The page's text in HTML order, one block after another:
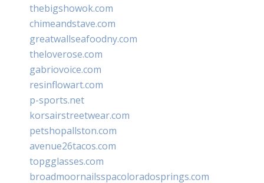
thebigshowok.com
chimeandstave.com
greatwallseafoodny.com
theloverose.com
gabriovoice.com
resinflowart.com
p-sports.net
korsairstreetwear.com
petshopallston.com
avenue26tacos.com
topgglasses.com
broadmoornailsspacoloradosprings.com